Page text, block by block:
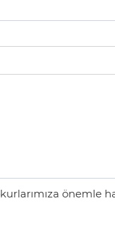
önemle